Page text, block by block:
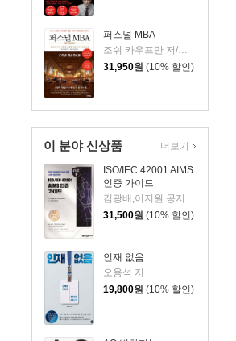
퍼스널 MBA
31,950원 (10% 할인)
이 분야 신상품
ISO/IEC 42001 AIMS
인증 가이드
김광배,이지원 공저
31,500원 (10% 할인)
인재 없음
오용석 저
19,800원 (10% 할인)
더보기